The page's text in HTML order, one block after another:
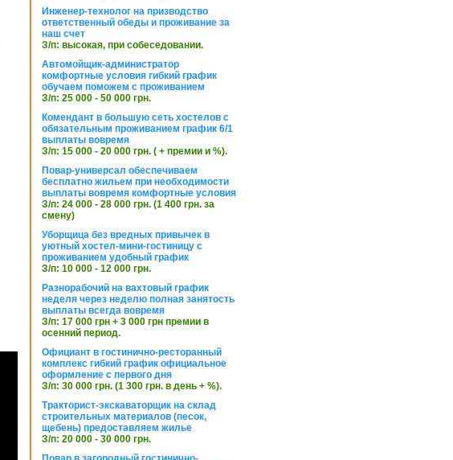
Инженер-технолог на призводство
ответственный обеды и проживание за
наш счет
З/п: высокая, при собеседовании.
Автомойщик-администратор
комфортные условия гибкий график
обучаем поможем с проживанием
З/п: 25 000 - 50 000 грн.
Комендант в большую сеть хостелов с
обязательным проживанием график 6/1
выплаты вовремя
З/п: 15 000 - 20 000 грн. ( + премии и %).
Повар-универсал обеспечиваем
бесплатно жильем при необходимости
выплаты вовремя комфортные условия
З/п: 24 000 - 28 000 грн. (1 400 грн. за
смену)
Уборщица без вредных привычек в
уютный хостел-мини-гостиницу с
проживанием удобный график
З/п: 10 000 - 12 000 грн.
Разнорабочий на вахтовый график
неделя через неделю полная занятость
выплаты всегда вовремя
З/п: 17 000 грн + 3 000 грн премии в
осенний период.
Официант в гостинично-ресторанный
комплекс гибкий график официальное
оформление с первого дня
З/п: 30 000 грн. (1 300 грн. в день + %).
Тракторист-экскаваторщик на склад
строительных материалов (песок,
щебень) предоставляем жилье
З/п: 20 000 - 30 000 грн.